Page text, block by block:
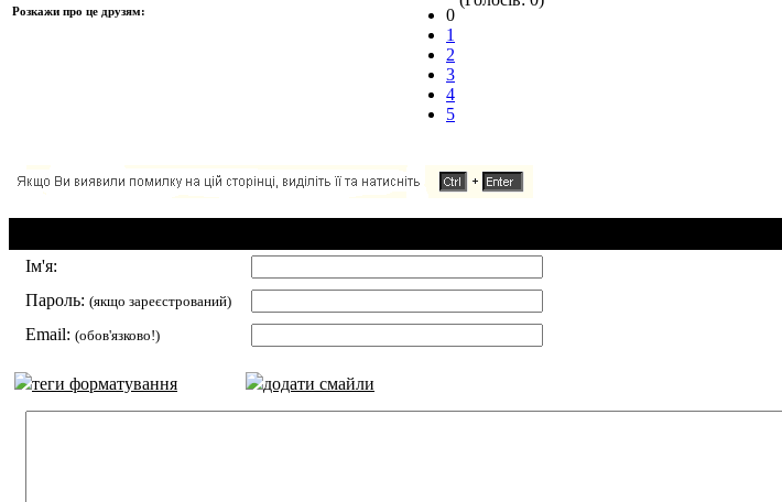
Розкажи про це друзям:
0
1
2
3
4
5
Ім'я:
Пароль: (якщо зареєстрований)
Email: (обов'язково!)
теги форматування додати смайли